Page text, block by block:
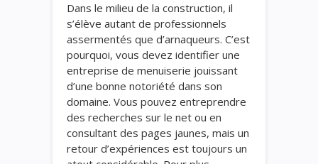
Dans le milieu de la construction, il
s’élève autant de professionnels
assermentés que d’arnaqueurs. C’est
pourquoi, vous devez identifier une
entreprise de menuiserie jouissant
d’une bonne notoriété dans son
domaine. Vous pouvez entreprendre
des recherches sur le net ou en
consultant des pages jaunes, mais un
retour d’expériences est toujours un